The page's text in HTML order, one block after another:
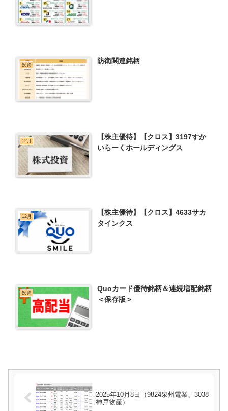
投資 防衛関連銘柄
12月
【株主優待】【クロス】3197すか
いらーくホールディングス
12月
【株主優待】【クロス】4633サカ
タインクス
投資
Quoカード優待銘柄＆連続増配銘柄
＜保存版＞
2025年10月8日（9824泉州電業、3038
神戸物産）